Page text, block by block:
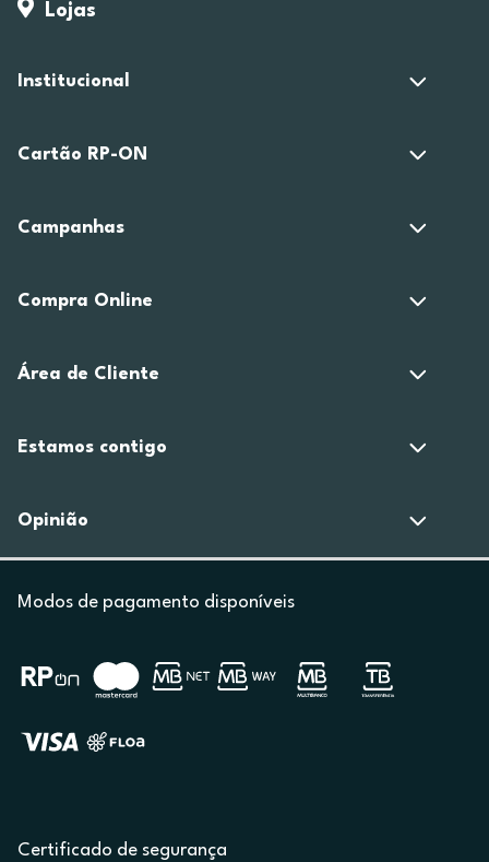
Lojas
Institucional
Cartão RP-ON
Campanhas
Compra Online
Área de Cliente
Estamos contigo
Opinião
Modos de pagamento disponíveis
Certificado de segurança